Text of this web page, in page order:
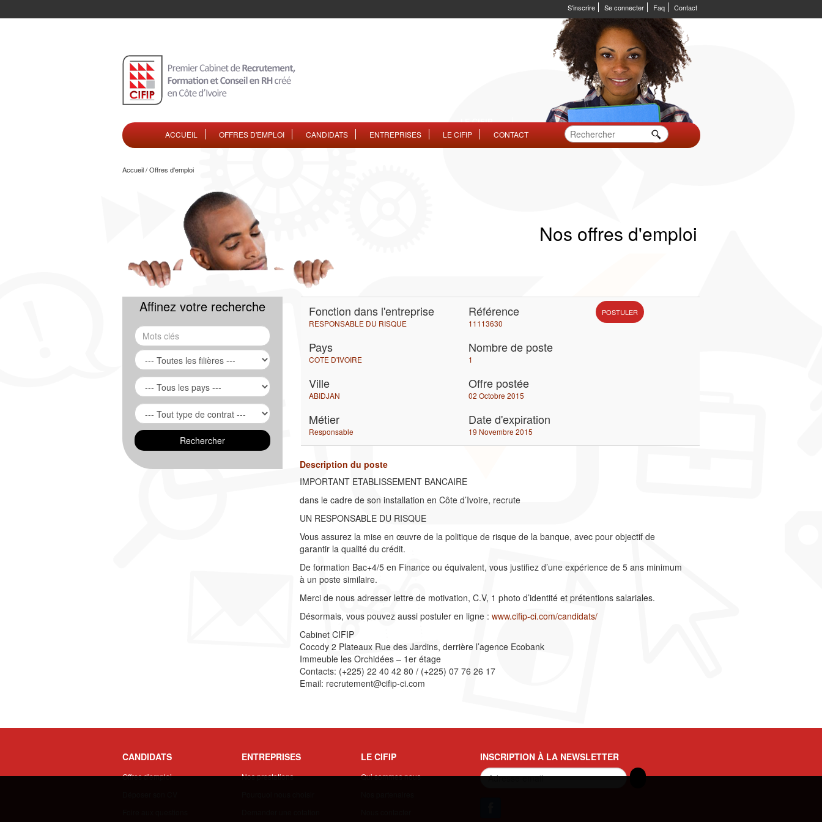
S'inscrire Se connecter Faq Contact
ACCUEIL OFFRES D'EMPLOI CANDIDATS ENTREPRISES LE CIFIP CONTACT
Accueil / Offres d'emploi
Nos offres d'emploi
Affinez votre recherche Fonction dans l'entreprise
RESPONSABLE DU RISQUE
Pays
COTE D'IVOIRE
Ville
ABIDJAN
Métier
Responsable
Référence
11113630
Nombre de poste
1
Offre postée
02 Octobre 2015
Date d'expiration
19 Novembre 2015
POSTULER
Description du poste
IMPORTANT ETABLISSEMENT BANCAIRE
dans le cadre de son installation en Côte d’Ivoire, recrute
UN RESPONSABLE DU RISQUE
Vous assurez la mise en œuvre de la politique de risque de la banque, avec pour objectif de
garantir la qualité du crédit.
De formation Bac+4/5 en Finance ou équivalent, vous justifiez d’une expérience de 5 ans minimum
à un poste similaire.
Merci de nous adresser lettre de motivation, C.V, 1 photo d’identité et prétentions salariales.
Désormais, vous pouvez aussi postuler en ligne : www.cifip-ci.com/candidats/
Cabinet CIFIP
Cocody 2 Plateaux Rue des Jardins, derrière l’agence Ecobank
Immeuble les Orchidées – 1er étage
Contacts: (+225) 22 40 42 80 / (+225) 07 76 26 17
Email: recrutement@cifip-ci.com
CANDIDATS
Offres d'emploi
ENTREPRISES
Nos prestations
LE CIFIP
Qui sommes nous
INSCRIPTION À LA NEWSLETTER